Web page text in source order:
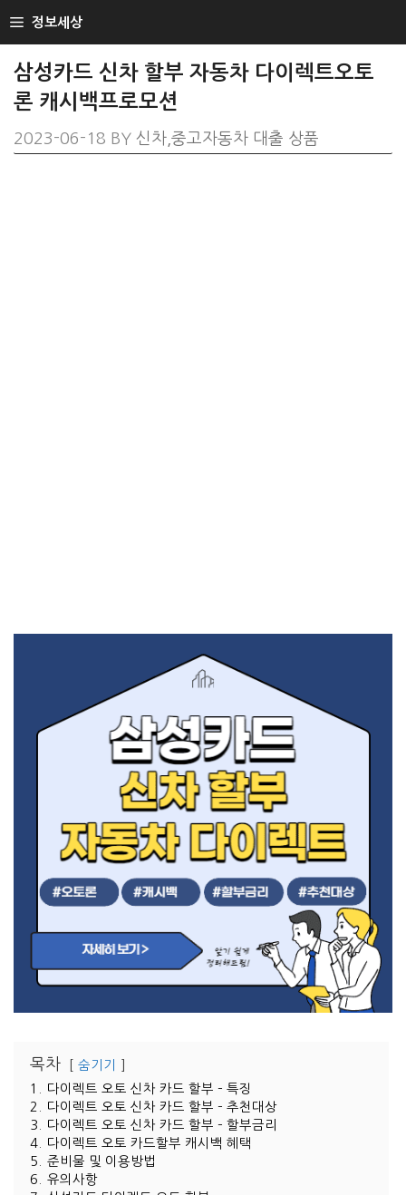
TO
정보세상
삼성카드 신차 할부 자동차 다이렉트오토
론 캐시백프로모션
2023-06-18 BY 신차,중고자동차 대출 상품
목차
숨기기
1.
다이렉트 오토 신차 카드 할부 – 특징
2.
다이렉트 오토 신차 카드 할부 – 추천대상
3.
다이렉트 오토 신차 카드 할부 – 할부금리
4.
다이렉트 오토 카드할부 캐시백 혜택
5.
준비물 및 이용방법
6.
유의사항